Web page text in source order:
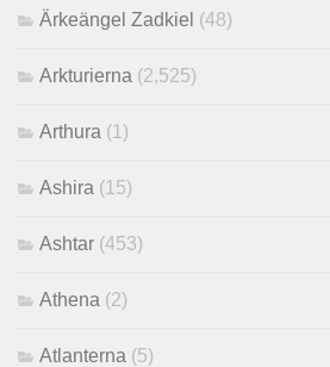
Ärkeängel Zadkiel (48)
Arkturierna (2,525)
Arthura (1)
Ashira (15)
Ashtar (453)
Athena (2)
Atlanterna (5)